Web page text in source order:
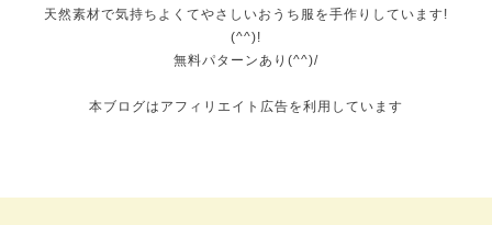
天然素材で気持ちよくてやさしいおうち服を手作りしています!
(^^)!
無料パターンあり(^^)/
本ブログはアフィリエイト広告を利用しています